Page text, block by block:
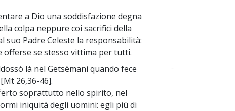
a Dio una soddisfazione degna
colpa neppure coi sacrifici della
suo Padre Celeste la responsabilità:
se stesso vittima per tutti.
là nel Getsèmani quando fece
26,36-46].
soprattutto nello spirito, nel
iniquità degli uomini: egli più di